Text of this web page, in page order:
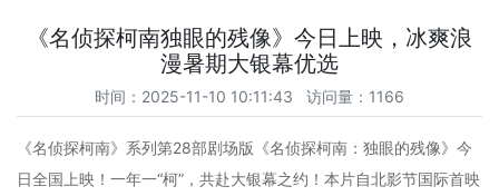
《名侦探柯南独眼的残像》今日上映，冰爽浪
漫暑期大银幕优选
时间：2025-11-10 10:11:43 访问量：1166
《名侦探柯南》系列第28部剧场版《名侦探柯南：独眼的残像》今
日全国上映！一年一“柯”，共赴大银幕之约！本片自北影节国际首映